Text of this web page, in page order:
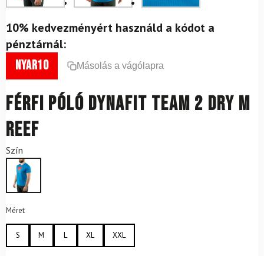
10% kedvezményért használd a kódot a
pénztárnál:
nyar10 Másolás a vágólapra
Férfi póló DYNAFIT Team 2 Dry M
Reef
Szín
Méret
S M L XL XXL